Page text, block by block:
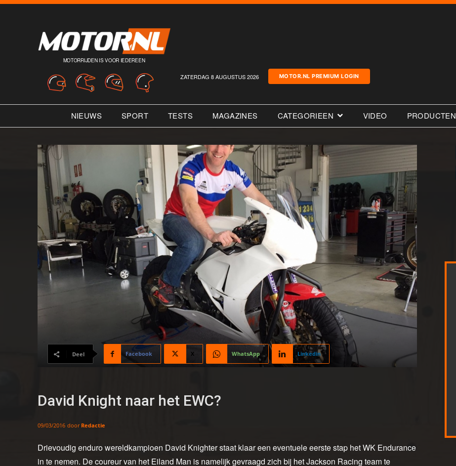
MOTORRIJDEN IS VOOR IEDEREEN
ZATERDAG 8 AUGUSTUS 2026 MOTOR.NL PREMIUM LOGIN
NIEUWS SPORT TESTS MAGAZINES CATEGORIEEN VIDEO PRODUCTEN
Deel Facebook X WhatsApp Linkedin
David Knight naar het EWC?
09/03/2016 door Redactie
Drievoudig enduro wereldkampioen David Knighter staat klaar een eventuele eerste stap het WK Endurance
in te nemen. De coureur van het Eiland Man is namelijk gevraagd zich bij het Jackson Racing team te